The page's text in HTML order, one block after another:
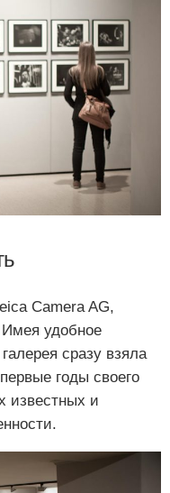
Camera AG,
Имея удобное
сразу взяла
годы своего
известных и